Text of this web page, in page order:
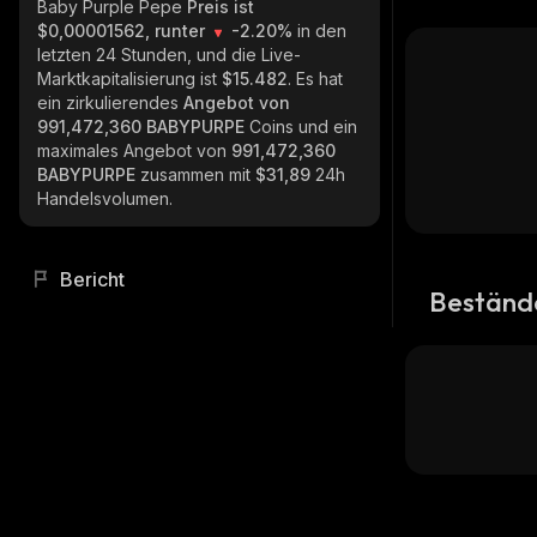
Baby Purple Pepe Preis ist
$0,00001562, runter
-2.20% in den
letzten 24 Stunden, und die Live-
Marktkapitalisierung ist $15.482. Es hat
ein zirkulierendes Angebot von
991,472,360 BABYPURPE Coins und ein
maximales Angebot von 991,472,360
BABYPURPE zusammen mit $31,89 24h
Handelsvolumen.
Bericht